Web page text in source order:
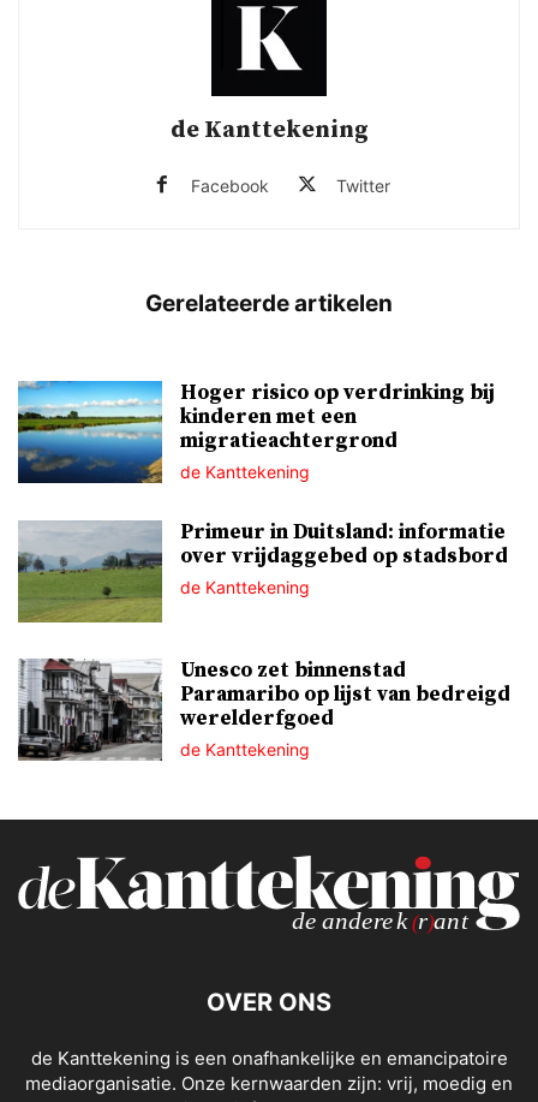
de Kanttekening
Facebook Twitter
Hoger risico op verdrinking bij
kinderen met een
migratieachtergrond
de Kanttekening
Primeur in Duitsland: informatie
over vrijdaggebed op stadsbord
de Kanttekening
Unesco zet binnenstad
Paramaribo op lijst van bedreigd
werelderfgoed
de Kanttekening
OVER ONS
de Kanttekening is een onafhankelijke en emancipatoire
mediaorganisatie. Onze kernwaarden zijn: vrij, moedig en